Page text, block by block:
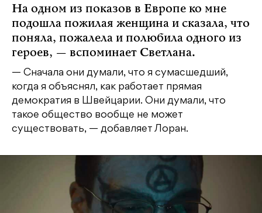
На одном из показов в Европе ко мне
подошла пожилая женщина и сказала, что
поняла, пожалела и полюбила одного из
героев, — вспоминает Светлана.
— Сначала они думали, что я сумасшедший,
когда я объяснял, как работает прямая
демократия в Швейцарии. Они думали, что
такое общество вообще не может
существовать, — добавляет Лоран.